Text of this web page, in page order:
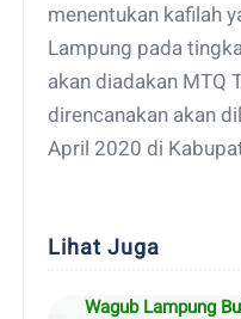
menentukan kafilah
Lampung pada
akan diadakan MTQ
direncanakan akan
April 2020 di
Lihat Juga
Wagub Lampung